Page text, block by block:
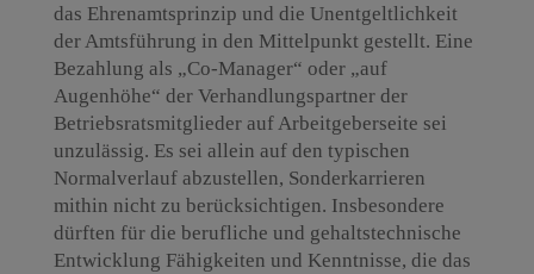
das Ehrenamtsprinzip und die Unentgeltlichkeit
der Amtsführung in den Mittelpunkt gestellt. Eine
Bezahlung als „Co-Manager“ oder „auf
Augenhöhe“ der Verhandlungspartner der
Betriebsratsmitglieder auf Arbeitgeberseite sei
unzulässig. Es sei allein auf den typischen
Normalverlauf abzustellen, Sonderkarrieren
mithin nicht zu berücksichtigen. Insbesondere
dürften für die berufliche und gehaltstechnische
Entwicklung Fähigkeiten und Kenntnisse, die das